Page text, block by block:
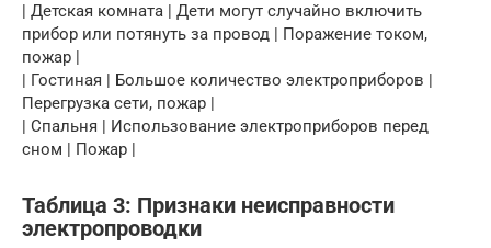
| Детская комната | Дети могут случайно включить
прибор или потянуть за провод | Поражение током,
пожар |
| Гостиная | Большое количество электроприборов |
Перегрузка сети, пожар |
| Спальня | Использование электроприборов перед
сном | Пожар |
Таблица 3: Признаки неисправности
электропроводки